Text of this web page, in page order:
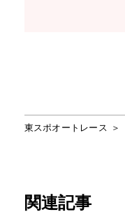
東スポオートレース
関連記事